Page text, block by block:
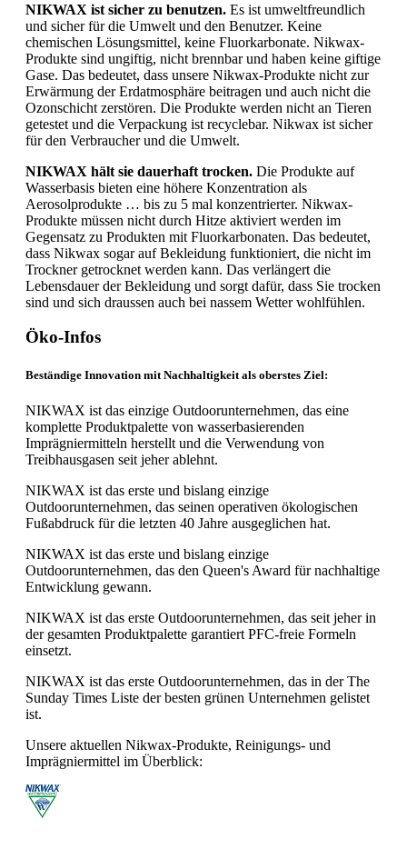
NIKWAX ist sicher zu benutzen. Es ist umweltfreundlich
und sicher für die Umwelt und den Benutzer. Keine
chemischen Lösungsmittel, keine Fluorkarbonate. Nikwax-
Produkte sind ungiftig, nicht brennbar und haben keine giftige
Gase. Das bedeutet, dass unsere Nikwax-Produkte nicht zur
Erwärmung der Erdatmosphäre beitragen und auch nicht die
Ozonschicht zerstören. Die Produkte werden nicht an Tieren
getestet und die Verpackung ist recyclebar. Nikwax ist sicher
für den Verbraucher und die Umwelt.
NIKWAX hält sie dauerhaft trocken. Die Produkte auf
Wasserbasis bieten eine höhere Konzentration als
Aerosolprodukte … bis zu 5 mal konzentrierter. Nikwax-
Produkte müssen nicht durch Hitze aktiviert werden im
Gegensatz zu Produkten mit Fluorkarbonaten. Das bedeutet,
dass Nikwax sogar auf Bekleidung funktioniert, die nicht im
Trockner getrocknet werden kann. Das verlängert die
Lebensdauer der Bekleidung und sorgt dafür, dass Sie trocken
sind und sich draussen auch bei nassem Wetter wohlfühlen.
Öko-Infos
Beständige Innovation mit Nachhaltigkeit als oberstes Ziel:
NIKWAX ist das einzige Outdoorunternehmen, das eine
komplette Produktpalette von wasserbasierenden
Imprägniermitteln herstellt und die Verwendung von
Treibhausgasen seit jeher ablehnt.
NIKWAX ist das erste und bislang einzige
Outdoorunternehmen, das seinen operativen ökologischen
Fußabdruck für die letzten 40 Jahre ausgeglichen hat.
NIKWAX ist das erste und bislang einzige
Outdoorunternehmen, das den Queen's Award für nachhaltige
Entwicklung gewann.
NIKWAX ist das erste Outdoorunternehmen, das seit jeher in
der gesamten Produktpalette garantiert PFC-freie Formeln
einsetzt.
NIKWAX ist das erste Outdoorunternehmen, das in der The
Sunday Times Liste der besten grünen Unternehmen gelistet
ist.
Unsere aktuellen Nikwax-Produkte, Reinigungs- und
Imprägniermittel im Überblick: